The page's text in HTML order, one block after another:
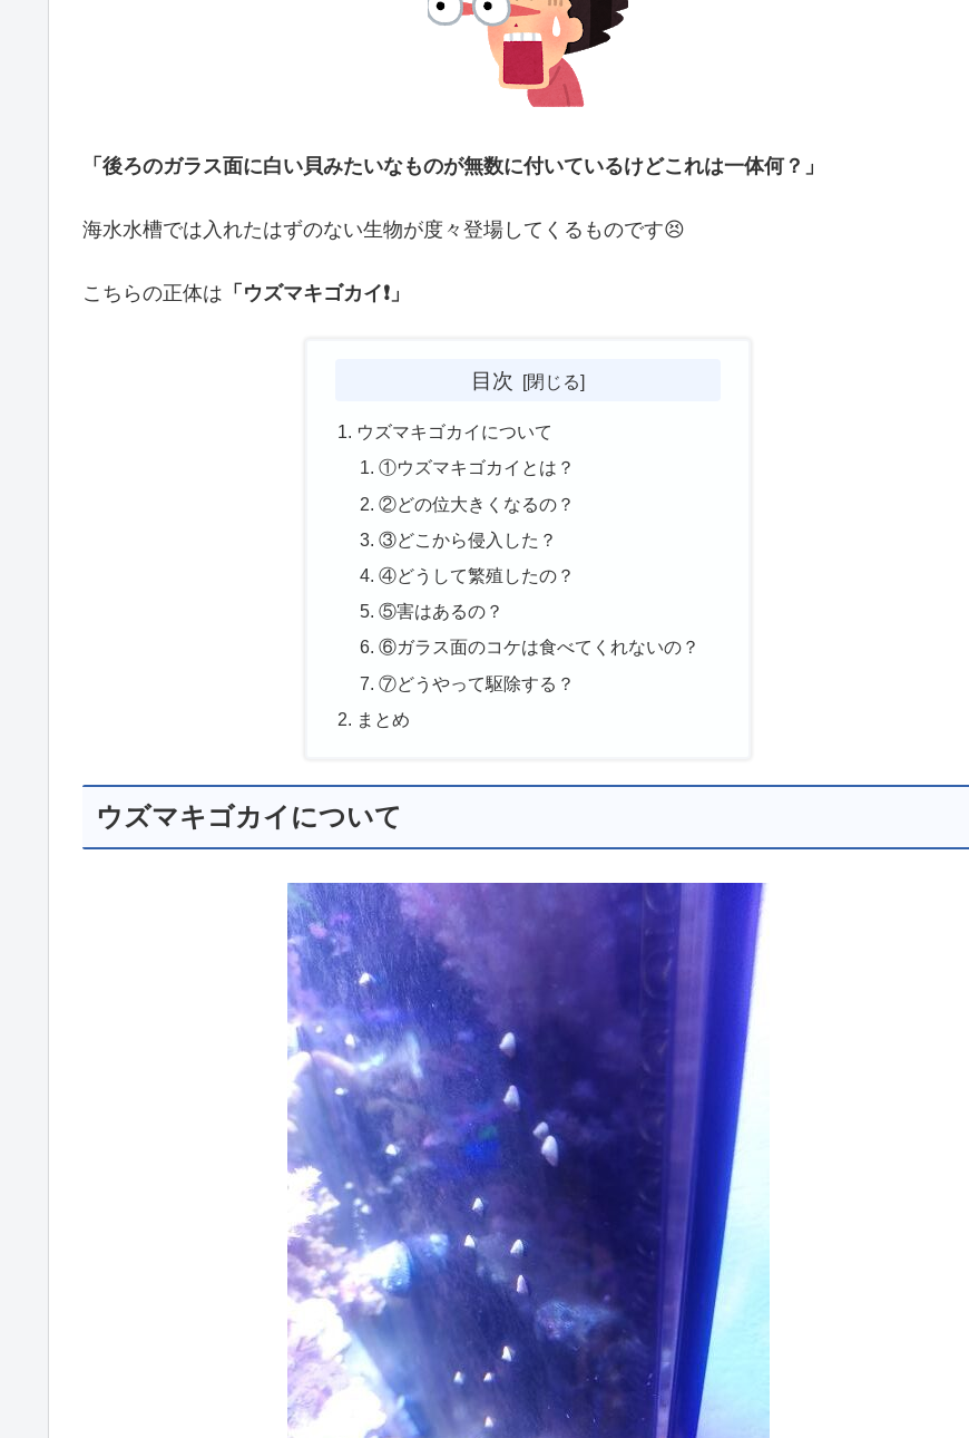
「後ろのガラス面に白い貝みたいなものが無数に付いているけどこれは一体何？」
海水水槽では入れたはずのない生物が度々登場してくるものです😣
こちらの正体は 「ウズマキゴカイ❗」
目次
ウズマキゴカイについて
①ウズマキゴカイとは？
②どの位大きくなるの？
③どこから侵入した？
④どうして繁殖したの？
⑤害はあるの？
⑥ガラス面のコケは食べてくれないの？
⑦どうやって駆除する？
まとめ
ウズマキゴカイについて